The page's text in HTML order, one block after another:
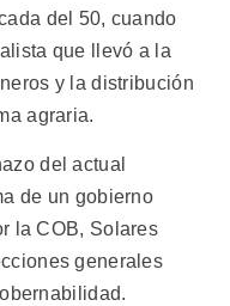
del 50, cuando
que llevó a la
y la distribución
agraria.
del actual
de un gobierno
la COB, Solares
generales